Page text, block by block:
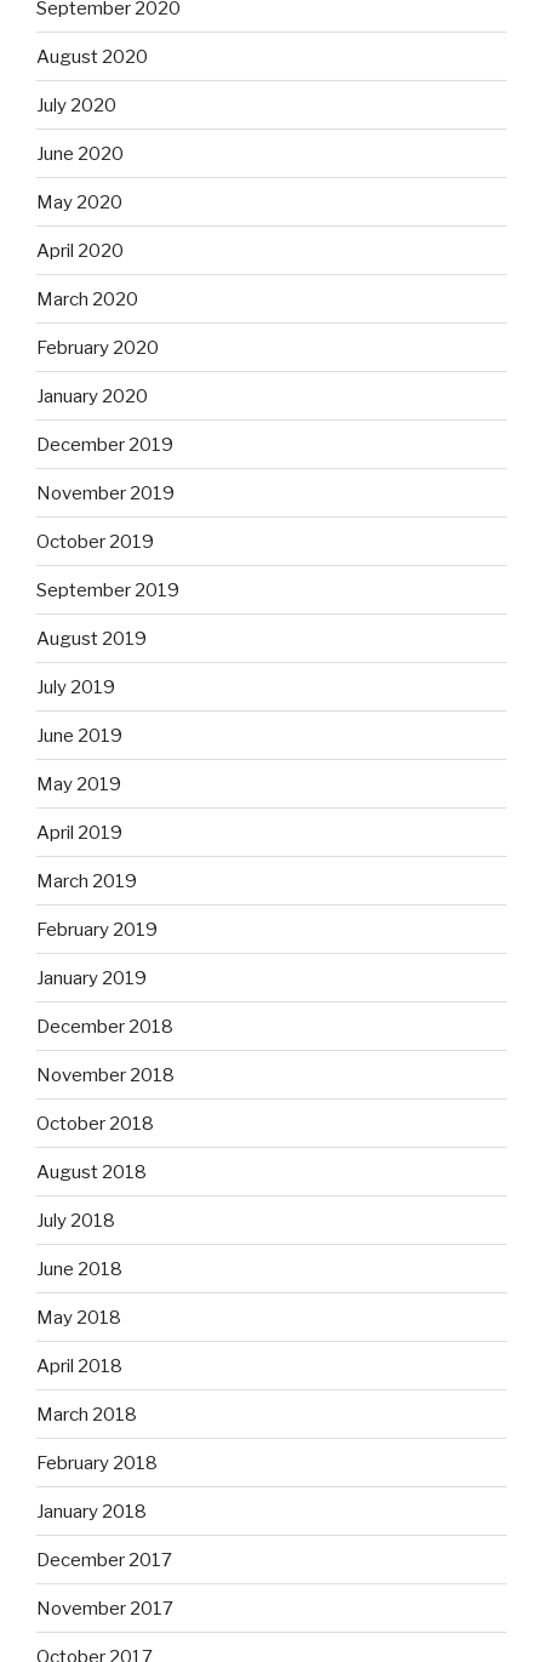
September 2020
August 2020
July 2020
June 2020
May 2020
April 2020
March 2020
February 2020
January 2020
December 2019
November 2019
October 2019
September 2019
August 2019
July 2019
June 2019
May 2019
April 2019
March 2019
February 2019
January 2019
December 2018
November 2018
October 2018
August 2018
July 2018
June 2018
May 2018
April 2018
March 2018
February 2018
January 2018
December 2017
November 2017
October 2017